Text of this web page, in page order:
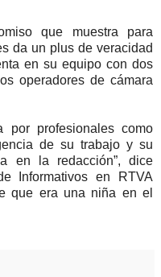
que muestra para
da un plus de veracidad
en su equipo con dos
operadores de cámara
por profesionales como
de su trabajo y su
en la redacción”, dice
Informativos en RTVA
que era una niña en el